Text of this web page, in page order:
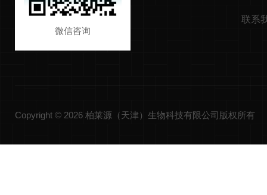
微信咨询
联系
Copyright © 2026 柏莱源（天津）生物科技有限公司版权所有